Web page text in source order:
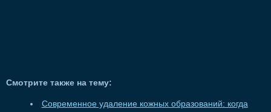
Смотрите также на тему:
Современное удаление кожных образований: когда